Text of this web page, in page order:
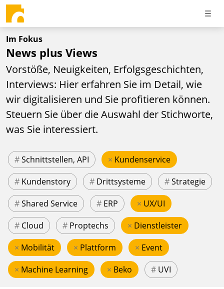
Im Fokus
News plus Views
Vorstöße, Neuigkeiten, Erfolgsgeschichten,
Interviews: Hier erfahren Sie im Detail, wie
wir digitalisieren und Sie profitieren können.
Steuern Sie über die Auswahl der Stichworte,
was Sie interessiert.
#Schnittstellen, API × Kundenservice
# Kundenstory # Drittsysteme #Strategie
#Shared Service # ERP × UX/UI
# Cloud # Proptechs × Dienstleister
× Mobilität × Plattform × Event
× Machine Learning × Beko # UVI